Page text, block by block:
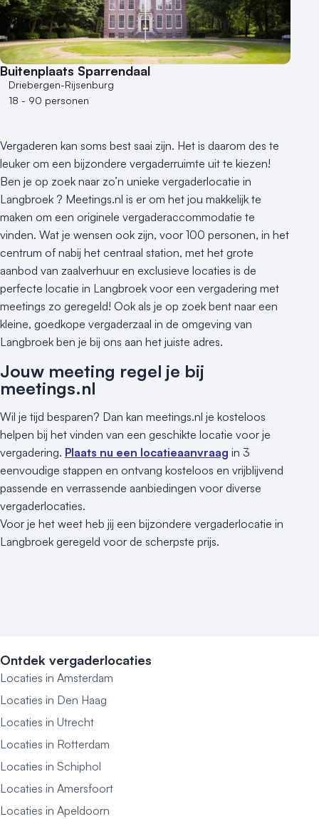
Buitenplaats Sparrendaal
Driebergen-Rijsenburg
18 - 90 personen
Vergaderen kan soms best saai zijn. Het is daarom des te
leuker om een bijzondere vergaderruimte uit te kiezen!
Ben je op zoek naar zo’n unieke vergaderlocatie in
Langbroek ? Meetings.nl is er om het jou makkelijk te
maken om een originele vergaderaccommodatie te
vinden. Wat je wensen ook zijn, voor 100 personen, in het
centrum of nabij het centraal station, met het grote
aanbod van zaalverhuur en exclusieve locaties is de
perfecte locatie in Langbroek voor een vergadering met
meetings zo geregeld! Ook als je op zoek bent naar een
kleine, goedkope vergaderzaal in de omgeving van
Langbroek ben je bij ons aan het juiste adres.
Jouw meeting regel je bij
meetings.nl
Wil je tijd besparen? Dan kan meetings.nl je kosteloos
helpen bij het vinden van een geschikte locatie voor je
vergadering. Plaats nu een locatieaanvraag in 3
eenvoudige stappen en ontvang kosteloos en vrijblijvend
passende en verrassende aanbiedingen voor diverse
vergaderlocaties.
Voor je het weet heb jij een bijzondere vergaderlocatie in
Langbroek geregeld voor de scherpste prijs.
Ontdek vergaderlocaties
Locaties in Amsterdam
Locaties in Den Haag
Locaties in Utrecht
Locaties in Rotterdam
Locaties in Schiphol
Locaties in Amersfoort
Locaties in Apeldoorn